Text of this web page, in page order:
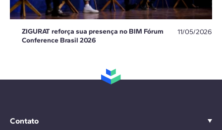
ZIGURAT reforça sua presença no BIM Fórum
Conference Brasil 2026
11/05/2026
Contato